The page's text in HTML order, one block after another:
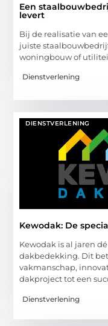
Een
levert
Bij de realisatie van
juiste
woningbouw of
Dienstverlening
DIENSTVERLENING
Kewodak: De
Kewodak is al jaren
dakbedekking. Dit
vakmanschap,
dakproject tot een
Dienstverlening